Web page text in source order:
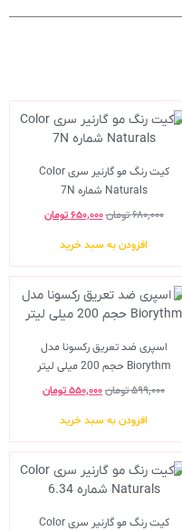
کیت رنگ مو گارنیر سری Color
Naturals شماره 7N
۶۸۰,۰۰۰تومان۶۵۰,۰۰۰ تومان
افزودن به سبد خرید
اسپری ضد تعریق رکسونا مدل
Biorythm حجم 200 میلی لیتر
۵۹۹,۰۰۰تومان۵۵۰,۰۰۰تومان
افزودن به سبد خرید
کیت رنگ مو گارنیر سری Color